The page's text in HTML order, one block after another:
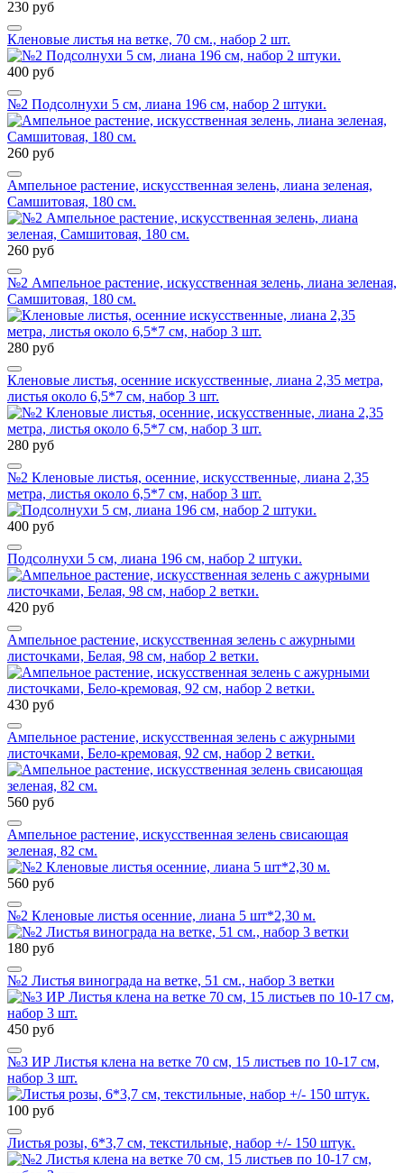
230 руб
Кленовые листья на ветке, 70 см., набор 2 шт.
400 руб
№2 Подсолнухи 5 см, лиана 196 см, набор 2 штуки.
260 руб
Ампельное растение, искусственная зелень, лиана зеленая,
Самшитовая, 180 см.
260 руб
№2 Ампельное растение, искусственная зелень, лиана зеленая,
Самшитовая, 180 см.
280 руб
Кленовые листья, осенние искусственные, лиана 2,35 метра,
листья около 6,5*7 см, набор 3 шт.
280 руб
№2 Кленовые листья, осенние, искусственные, лиана 2,35
метра, листья около 6,5*7 см, набор 3 шт.
400 руб
Подсолнухи 5 см, лиана 196 см, набор 2 штуки.
420 руб
Ампельное растение, искусственная зелень с ажурными
листочками, Белая, 98 см, набор 2 ветки.
430 руб
Ампельное растение, искусственная зелень с ажурными
листочками, Бело-кремовая, 92 см, набор 2 ветки.
560 руб
Ампельное растение, искусственная зелень свисающая
зеленая, 82 см.
560 руб
№2 Кленовые листья осенние, лиана 5 шт*2,30 м.
180 руб
№2 Листья винограда на ветке, 51 см., набор 3 ветки
450 руб
№3 ИР Листья клена на ветке 70 см, 15 листьев по 10-17 см,
набор 3 шт.
100 руб
Листья розы, 6*3,7 см, текстильные, набор +/- 150 штук.